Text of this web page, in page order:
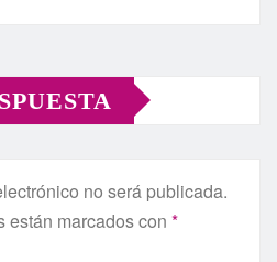
no será publicada.
están marcados con *